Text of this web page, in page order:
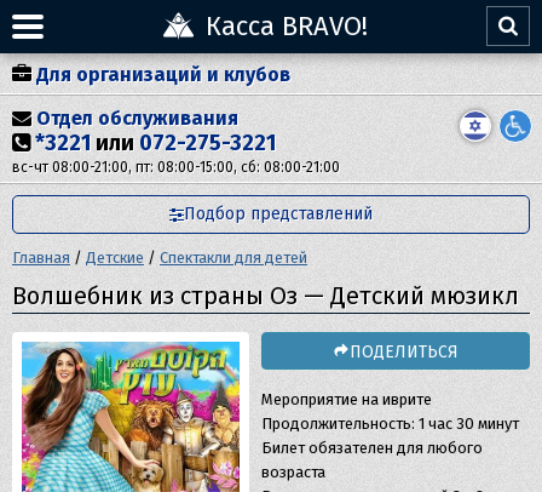
Касса BRAVO!
Для организаций и клубов
Отдел обслуживания
*3221 или 072-275-3221
вс-чт 08:00-21:00, пт: 08:00-15:00, сб: 08:00-21:00
Подбор представлений
Главная / Детские / Спектакли для детей
Волшебник из страны Оз — Детский мюзикл
ПОДЕЛИТЬСЯ
Мероприятие на иврите
Продолжительность: 1 час 30 минут
Билет обязателен для любого
возраста